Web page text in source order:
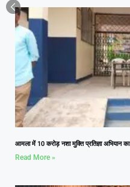
आमला में 10 करोड़ नशा मुक्ति प्रतिज्ञा अभियान
Read More »